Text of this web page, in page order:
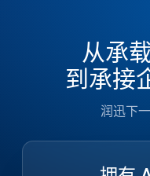
从承
到承接
润迅下